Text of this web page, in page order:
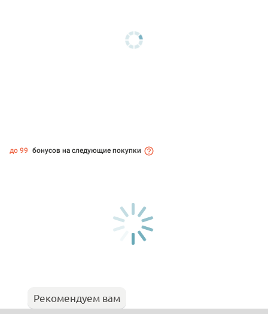
до 99 бонусов на следующие покупки
Рекомендуем вам